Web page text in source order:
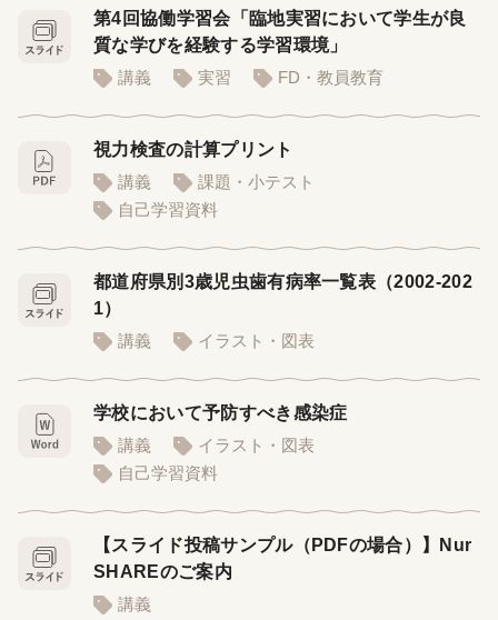
第4回協働学習会「臨地実習において学生が良
質な学びを経験する学習環境」
講義
実習 FD・教員教育
視力検査の計算プリント
講義
課題・小テスト
自己学習資料
都道府県別3歳児虫歯有病率一覧表（2002-202
1）
講義
イラスト・図表
学校において予防すべき感染症
講義
イラスト・図表
自己学習資料
【スライド投稿サンプル（PDFの場合）】Nur
SHAREのご案内
講義